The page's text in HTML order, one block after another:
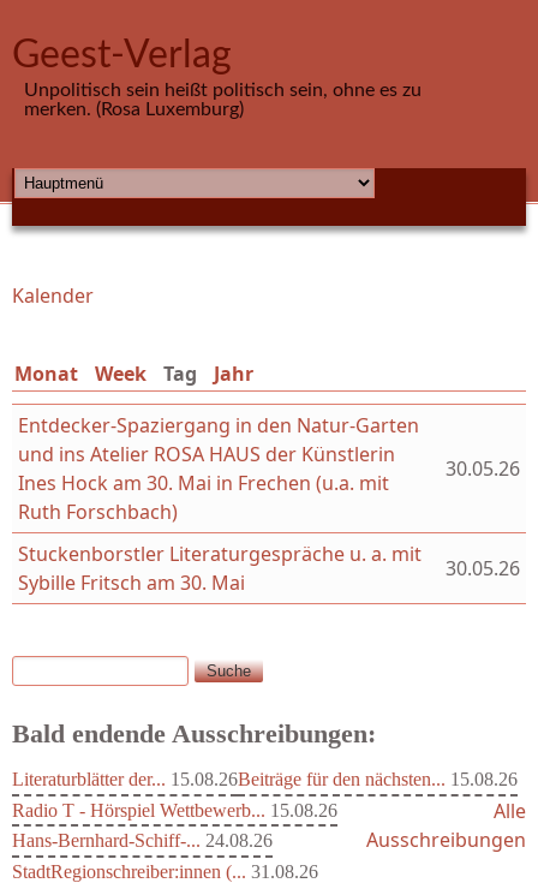
Geest-Verlag
Unpolitisch sein heißt politisch sein, ohne es zu
merken. (Rosa Luxemburg)
HAUPTMENÜ
Sie sind hier
Kalender
Monat Week Tag (aktiver Reiter)
Jahr
Entdecker-Spaziergang in den Natur-Garten
und ins Atelier ROSA HAUS der Künstlerin
Ines Hock am 30. Mai in Frechen (u.a. mit
Ruth Forschbach)
30.05.26
Stuckenborstler Literaturgespräche u. a. mit
Sybille Fritsch am 30. Mai
30.05.26
Suchformular
Suche
Bald endende Ausschreibungen:
Literaturblätter der... 15.08.26Beiträge für den nächsten... 15.08.26
Radio T - Hörspiel Wettbewerb... 15.08.26
Hans-Bernhard-Schiff-... 24.08.26
StadtRegionschreiber:innen (... 31.08.26
Alle
Ausschreibungen